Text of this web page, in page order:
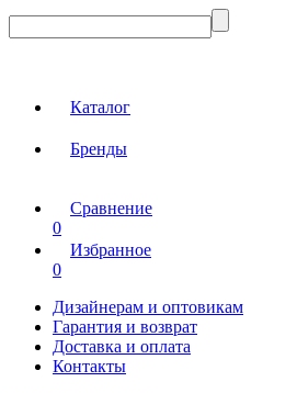
Каталог
Бренды
Сравнение
0
Избранное
0
Дизайнерам и оптовикам
Гарантия и возврат
Доставка и оплата
Контакты